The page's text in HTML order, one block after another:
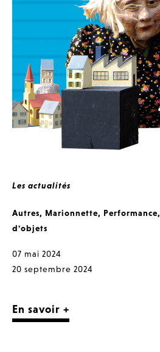
Les actualités
Autres, Marionnette, Performance,
d'objets
07 mai 2024
20 septembre 2024
En savoir +